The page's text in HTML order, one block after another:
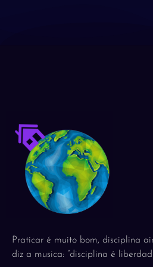
Praticar é muito bom, disciplina
diz a musica: “disciplina é